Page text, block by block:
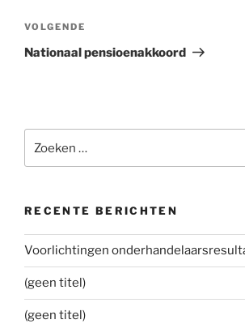
Volgend
bericht
VOLGENDE
Nationaal pensioenakkoord
naar:
RECENTE BERICHTEN
Voorlichtingen
(geen titel)
(geen titel)